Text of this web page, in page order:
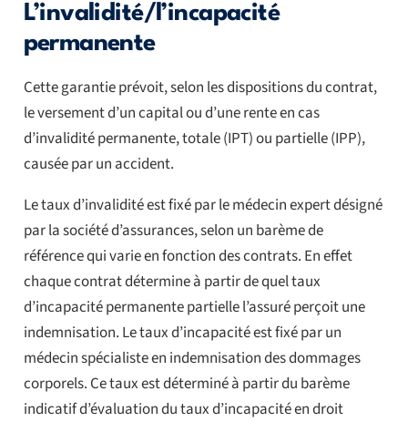
L’invalidité/l’incapacité
permanente
Cette garantie prévoit, selon les dispositions du contrat,
le versement d’un capital ou d’une rente en cas
d’invalidité permanente, totale (IPT) ou partielle (IPP),
causée par un accident.
Le taux d’invalidité est fixé par le médecin expert désigné
par la société d’assurances, selon un barème de
référence qui varie en fonction des contrats. En effet
chaque contrat détermine à partir de quel taux
d’incapacité permanente partielle l’assuré perçoit une
indemnisation. Le taux d’incapacité est fixé par un
médecin spécialiste en indemnisation des dommages
corporels. Ce taux est déterminé à partir du barème
indicatif d’évaluation du taux d’incapacité en droit